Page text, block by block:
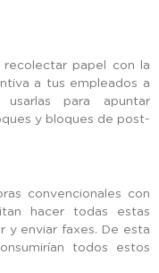
papel con la
a tus empleados a
para apuntar
y bloques de post-
convencionales con
hacer todas estas
y enviar faxes. De esta
todos estos